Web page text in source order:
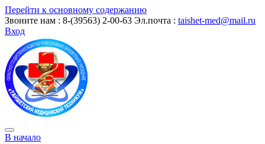
Перейти к основному содержанию
Звоните нам : 8-(39563) 2-00-63 Эл.почта : taishet-med@mail.ru
Вход
В начало